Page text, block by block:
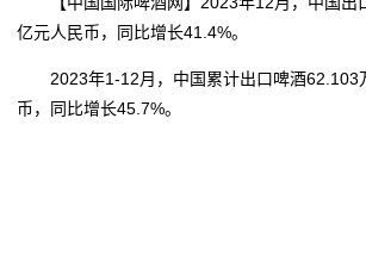
亿元人民币，同比增长41.4%。
2023年1-12月，中国累计出口啤酒
币，同比增长45.7%。